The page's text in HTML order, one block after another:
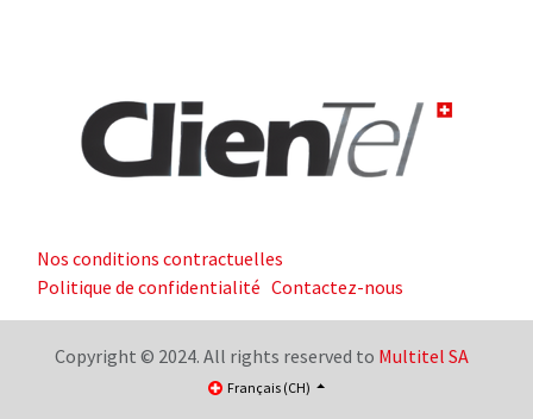
Nos conditions contractuelles
Politique de confidentialité Contactez-nous
Copyright © 2024. All rights reserved to Multitel SA
Français (CH)